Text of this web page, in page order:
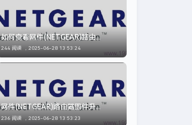
如何查看网件(NETGEAR)路由...
244 阅读 ， 2025-06-28 13:53:24
网件(NETGEAR)路由器固件升...
236 阅读 ， 2025-06-28 13:53:23